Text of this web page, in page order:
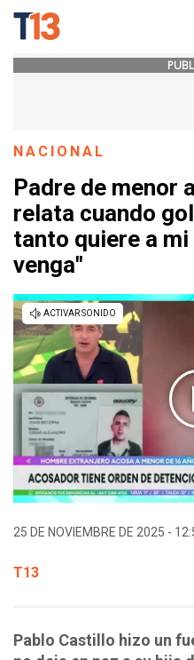
NACIONAL
Padre de menor
relata cuando
tanto quiere a
venga"
25 DE NOVIEMBRE DE 2025 -
T13
Pablo Castillo hizo un